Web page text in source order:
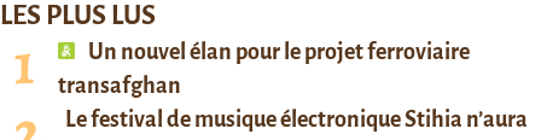
LES PLUS LUS
Un nouvel élan pour le projet ferroviaire
transafghan
Le festival de musique électronique Stihia n’aura